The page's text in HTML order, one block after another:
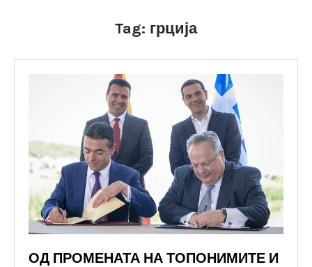
Tag: грција
ОД ПРОМЕНАТА НА ТОПОНИМИТЕ И